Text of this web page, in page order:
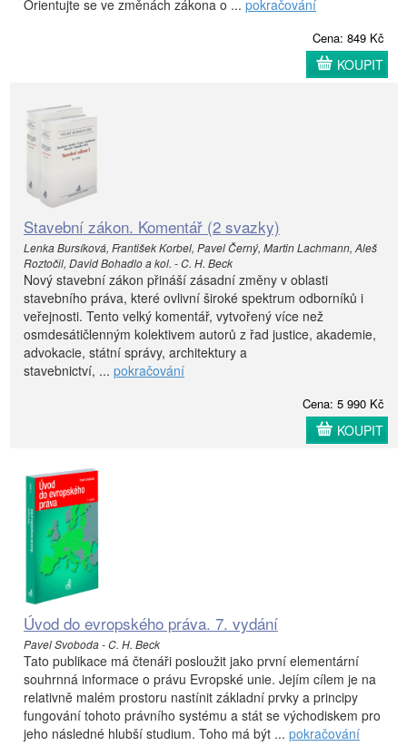
Orientujte se ve změnách zákona o ... pokračování
Cena: 849 Kč
KOUPIT
Stavební zákon. Komentář (2 svazky)
Lenka Bursíková, František Korbel, Pavel Černý, Martin Lachmann, Aleš
Roztočil, David Bohadlo a kol. - C. H. Beck
Nový stavební zákon přináší zásadní změny v oblasti
stavebního práva, které ovlivní široké spektrum odborníků i
veřejnosti. Tento velký komentář, vytvořený více než
osmdesátičlenným kolektivem autorů z řad justice, akademie,
advokacie, státní správy, architektury a
stavebnictví, ... pokračování
Cena: 5 990 Kč
KOUPIT
Úvod do evropského práva. 7. vydání
Pavel Svoboda - C. H. Beck
Tato publikace má čtenáři posloužit jako první elementární
souhrnná informace o právu Evropské unie. Jejím cílem je na
relativně malém prostoru nastínit základní prvky a principy
fungování tohoto právního systému a stát se východiskem pro
jeho následné hlubší studium. Toho má být ... pokračování